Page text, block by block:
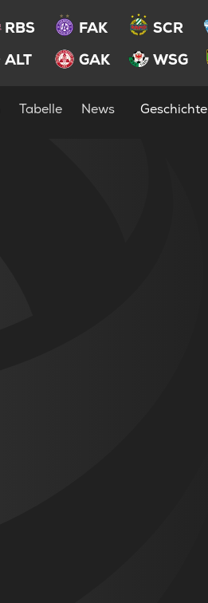
RBS FAK SCR
ALT GAK WSG
Tabelle News Geschichte